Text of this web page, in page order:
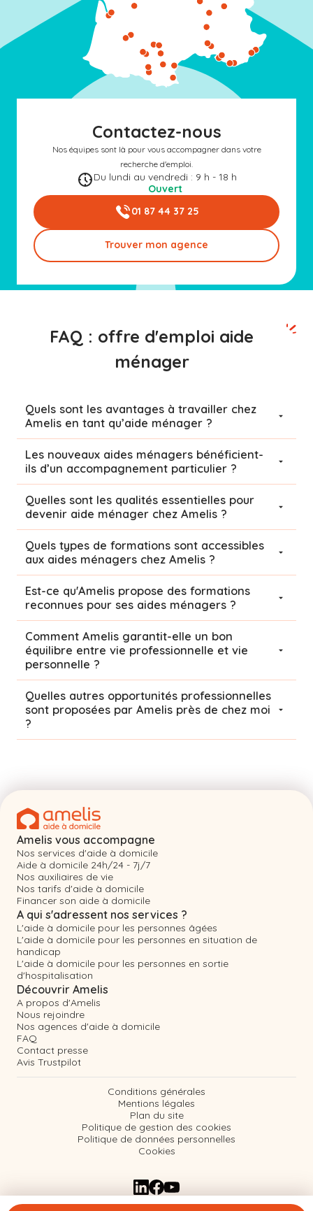
Contactez-nous
Nos équipes sont là pour vous accompagner dans votre
recherche d'emploi.
Du lundi au vendredi : 9 h - 18 h
Ouvert
01 87 44 37 25
Trouver mon agence
FAQ : offre d'emploi aide
ménager
Quels sont les avantages à travailler chez
Amelis en tant qu’aide ménager ?
Les nouveaux aides ménagers bénéficient-
ils d’un accompagnement particulier ?
Quelles sont les qualités essentielles pour
devenir aide ménager chez Amelis ?
Quels types de formations sont accessibles
aux aides ménagers chez Amelis ?
Est-ce qu'Amelis propose des formations
reconnues pour ses aides ménagers ?
Comment Amelis garantit-elle un bon
équilibre entre vie professionnelle et vie
personnelle ?
Quelles autres opportunités professionnelles
sont proposées par Amelis près de chez moi
?
Amelis vous accompagne
Nos services d'aide à domicile
Aide à domicile 24h/24 - 7j/7
Nos auxiliaires de vie
Nos tarifs d'aide à domicile
Financer son aide à domicile
A qui s'adressent nos services ?
L'aide à domicile pour les personnes âgées
L'aide à domicile pour les personnes en situation de
handicap
L'aide à domicile pour les personnes en sortie
d'hospitalisation
Découvrir Amelis
A propos d'Amelis
Nous rejoindre
Nos agences d'aide à domicile
FAQ
Contact presse
Avis Trustpilot
Conditions générales
Mentions légales
Plan du site
Politique de gestion des cookies
Politique de données personnelles
Cookies